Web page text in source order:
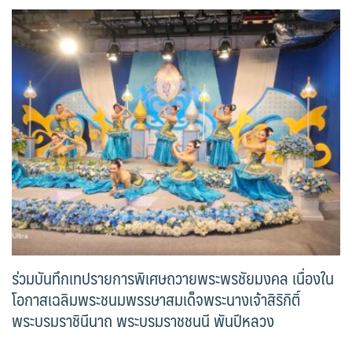
ร่วมบันทึกเทปรายการพิเศษถวายพระพรชัยมงคล เนื่องใน
โอกาสเฉลิมพระชนมพรรษาสมเด็จพระนางเจ้าสิริกิติ์
พระบรมราชินีนาถ พระบรมราชชนนี พันปีหลวง